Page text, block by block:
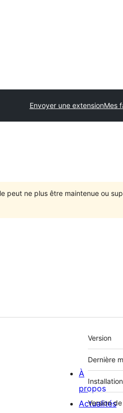
Envoyer une extensionMes
peut ne plus être maintenue ou
Méta
Version
Dernière
Version
À
propos
Actualités